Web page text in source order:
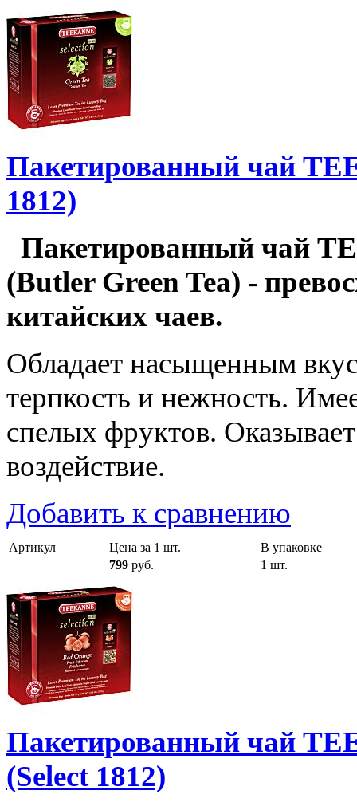
Пакетированный чай
1812)
Пакетированный чай
(Butler Green Tea) -
китайских чаев.
Обладает насыщенным
терпкость и нежность.
спелых фруктов.
воздействие.
Добавить к сравнению
Артикул Цена за 1 шт.
В упаковке
799 руб. 1 шт.
Пакетированный чай
(Select 1812)